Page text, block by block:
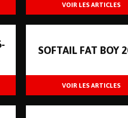
SOFTAIL FAT BOY